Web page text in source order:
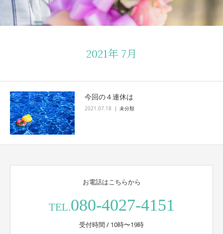
2021年 7月
今回の４連休は
2021.07.18 未分類
お電話はこちらから
TEL.080-4027-4151
受付時間 / 10時〜19時
会社概要・代表挨拶